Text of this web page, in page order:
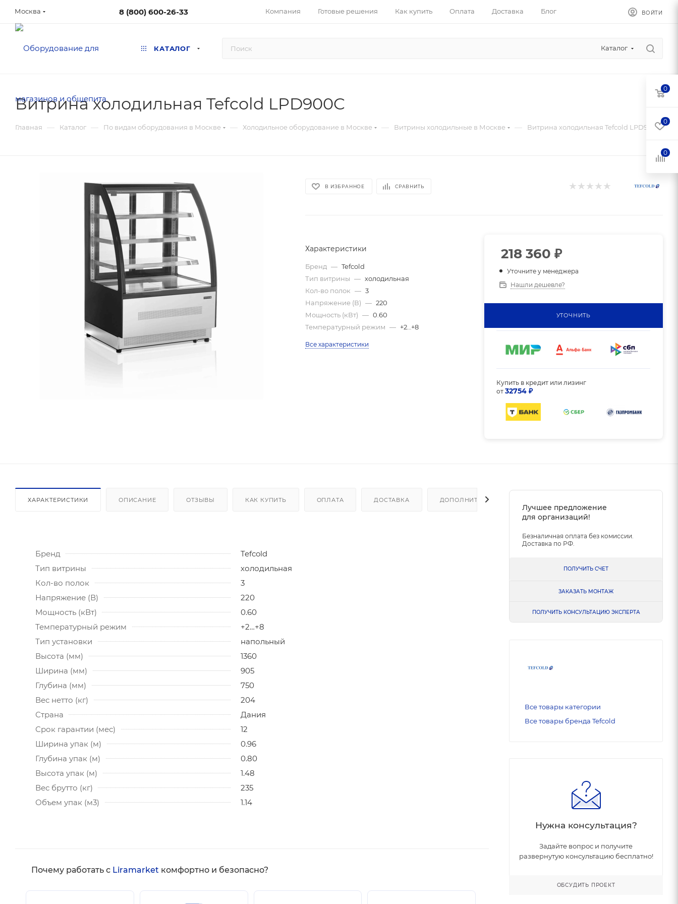
Москва 8 (800) 600-26-33 Компания Готовые решения Как купить Оплата Доставка Блог ВОЙТИ
КАТАЛОГ Каталог
Витрина холодильная Tefcold LPD900C
Главная — Каталог — По видам оборудования в Москве — Холодильное оборудование в Москве — Витрины холодильные в Москве — Витрина холодильная Tefcold LPD900C
В ИЗБРАННОЕ СРАВНИТЬ
Характеристики
Бренд — Tefcold
Тип витрины — холодильная
Кол-во полок — 3
Напряжение (В) — 220
Мощность (кВт) — 0.60
Температурный режим — +2…+8
Все характеристики
218 360 ₽
Уточните у менеджера
Нашли дешевле?
УТОЧНИТЬ
Купить в кредит или лизинг
от32754 ₽
ХАРАКТЕРИСТИКИ ОПИСАНИЕ ОТЗЫВЫ КАК КУПИТЬ ОПЛАТА ДОСТАВКА ДОПОЛНИТЕЛЬНО
Бренд
Tefcold
Тип витрины
холодильная
Кол-во полок
3
Напряжение (В)
220
Мощность (кВт)
0.60
Температурный режим
+2…+8
Тип установки
напольный
Высота (мм)
1360
Ширина (мм)
905
Глубина (мм)
750
Вес нетто (кг)
204
Страна
Дания
Срок гарантии (мес)
12
Ширина упак (м)
0.96
Глубина упак (м)
0.80
Высота упак (м)
1.48
Вес брутто (кг)
235
Объем упак (м3)
1.14
Почему работать с Liramarket комфортно и безопасно?
Лучшее предложение
для организаций!
Безналичная оплата без комиссии.
Доставка по РФ.
ПОЛУЧИТЬ СЧЕТ
ЗАКАЗАТЬ МОНТАЖ
ПОЛУЧИТЬ КОНСУЛЬТАЦИЮ ЭКСПЕРТА
Все товары категории
Все товары бренда Tefcold
Нужна консультация?
Задайте вопрос и получите
развернутую консультацию бесплатно!
ОБСУДИТЬ ПРОЕКТ
0
0
0